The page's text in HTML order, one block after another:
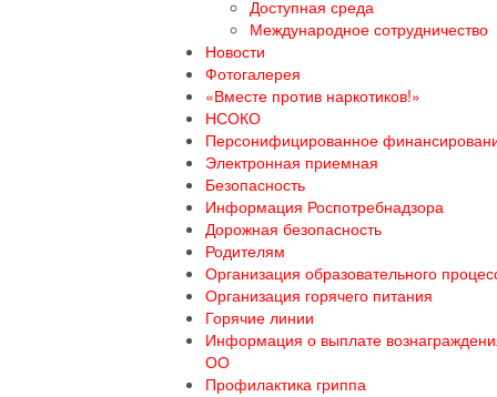
Доступная среда
Международное сотрудничество
Новости
Фотогалерея
«Вместе против наркотиков!»
НСОКО
Персонифицированное
Электронная приемная
Безопасность
Информация Роспотребнадзора
Дорожная безопасность
Родителям
Организация образовательного
Организация горячего питания
Горячие линии
Информация о выплате
ОО
Профилактика гриппа